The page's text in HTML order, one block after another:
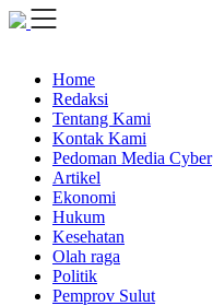
Skip
Home
Redaksi
Tentang Kami
Kontak Kami
Pedoman Media Cyber
Artikel
Ekonomi
Hukum
Kesehatan
Olah raga
Politik
Pemprov Sulut